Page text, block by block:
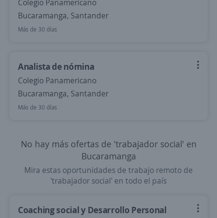
Colegio Panamericano
Bucaramanga, Santander
Más de 30 días
Analista de nómina
Colegio Panamericano
Bucaramanga, Santander
Más de 30 días
No hay más ofertas de 'trabajador social' en
Bucaramanga
Mira estas oportunidades de trabajo remoto de
'trabajador social' en todo el país
Coaching social y Desarrollo Personal